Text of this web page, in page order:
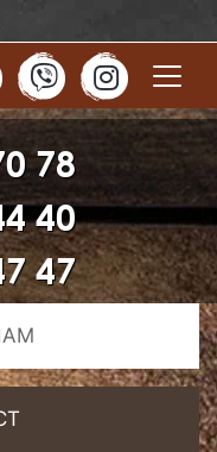
78
40
47